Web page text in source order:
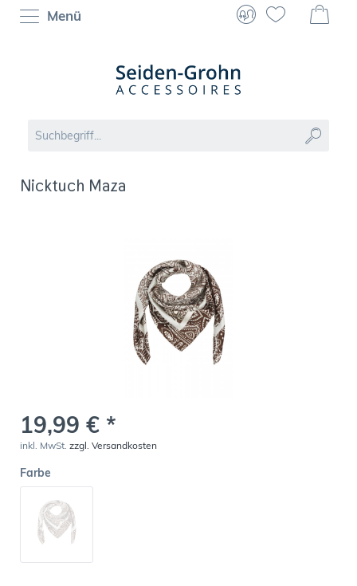
Menü
Nicktuch Maza
19,99 € *
inkl. MwSt. zzgl. Versandkosten
Farbe